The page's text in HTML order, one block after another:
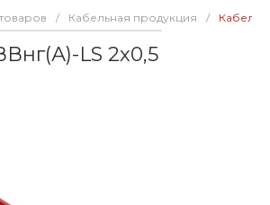
/ Кабельная продукция / Кабель
LS 2х0,5